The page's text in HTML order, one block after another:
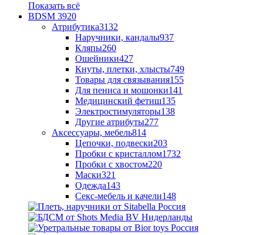
Показать всё
BDSM 3920
Атрибутика3132
Наручники, кандалы937
Кляпы260
Ошейники427
Кнуты, плетки, хлысты749
Товары для связывания155
Для пениса и мошонки141
Медицинский фетиш135
Электростимуляторы138
Другие атрибуты277
Аксессуары, мебель814
Цепочки, подвески203
Пробки с кристаллом1732
Пробки с хвостом220
Маски321
Одежда143
Секс-мебель и качели148